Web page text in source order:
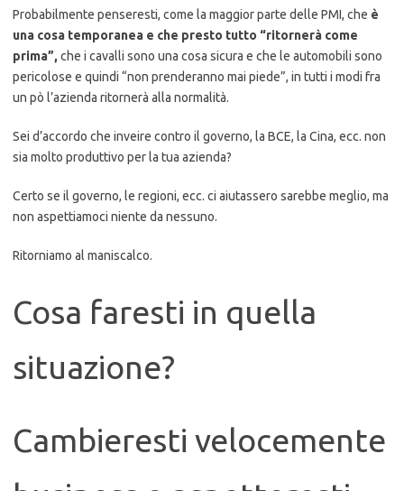
Probabilmente penseresti, come la maggior parte delle PMI, che è
una cosa temporanea e che presto tutto “ritornerà come
prima”, che i cavalli sono una cosa sicura e che le automobili sono
pericolose e quindi “non prenderanno mai piede”, in tutti i modi fra
un pò l’azienda ritornerà alla normalità.
Sei d’accordo che inveire contro il governo, la BCE, la Cina, ecc. non
sia molto produttivo per la tua azienda?
Certo se il governo, le regioni, ecc. ci aiutassero sarebbe meglio, ma
non aspettiamoci niente da nessuno.
Ritorniamo al maniscalco.
Cosa faresti in quella
situazione?
Cambieresti velocemente